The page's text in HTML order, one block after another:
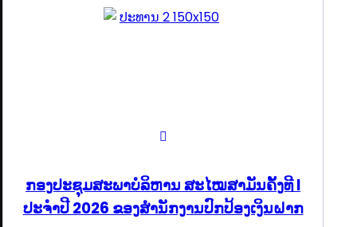
ກອງປະຊຸມສະພາບໍລິຫານ ສະໄໝສາມັນຄັ້ງທີ I
ປະຈຳປີ 2026 ຂອງສຳນັກງານປົກປ້ອງເງິນຝາກ